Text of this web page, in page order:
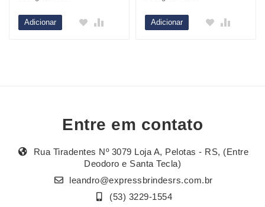
Adicionar Adicionar
Entre em contato
Rua Tiradentes Nº 3079 Loja A, Pelotas - RS, (Entre
Deodoro e Santa Tecla)
leandro@expressbrindesrs.com.br
(53) 3229-1554